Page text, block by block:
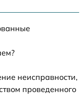
неисправности,
проведенного